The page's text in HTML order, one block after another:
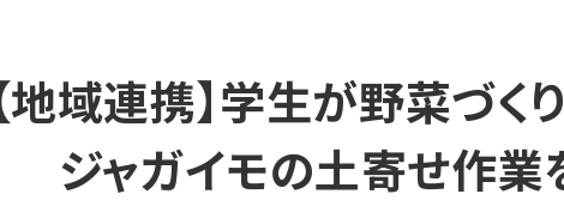
【地域連携】学生が野菜づ
ジャガイモの土寄せ作業